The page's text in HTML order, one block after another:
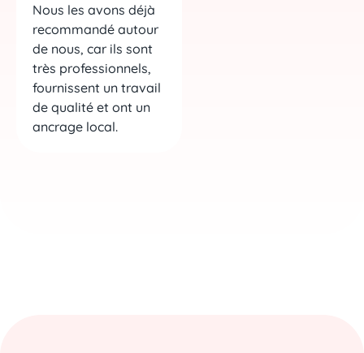
Nous les avons déjà
recommandé autour
de nous, car ils sont
très professionnels,
fournissent un travail
de qualité et ont un
ancrage local.